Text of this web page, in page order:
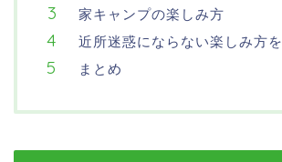
家キャンプの楽しみ方
近所迷惑にならない楽しみ方を
まとめ